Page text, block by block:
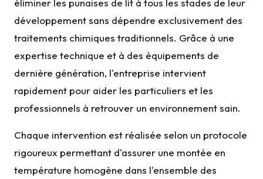
développement sans dépendre exclusivement des
traitements chimiques traditionnels. Grâce à une
expertise technique et à des équipements de
dernière génération, l'entreprise intervient
rapidement pour aider les particuliers et les
professionnels à retrouver un environnement sain.
Chaque intervention est réalisée selon un protocole
rigoureux permettant d'assurer une montée en
température homogène dans l'ensemble des